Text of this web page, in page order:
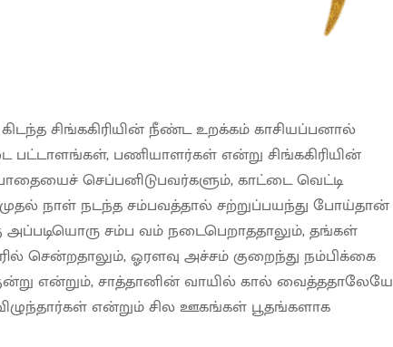
சிங்ககிரியின் நீண்ட உறக்கம் காசியப்பனால்
பணியாளர்கள் என்று சிங்ககிரியின்
செப்பனிடுபவர்களும், காட்டை வெட்டி
நாள் நடந்த சம்பவத்தால் சற்றுப்பயந்து போய்தான்
அப்படியொரு சம்ப வம் நடைபெறாததாலும், தங்கள்
சென்றதாலும், ஓரளவு அச்சம் குறைந்து நம்பிக்கை
என்றும், சாத்தானின் வாயில் கால் வைத்ததாலேயே
என்றும் சில ஊகங்கள் பூதங்களாக